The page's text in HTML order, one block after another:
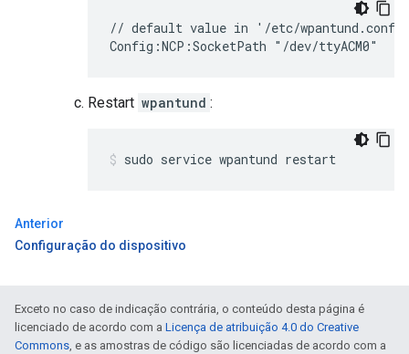
// default value in '/etc/wpantund.conf'
Config:NCP:SocketPath "/dev/ttyACM0"
Restart wpantund :
sudo service wpantund restart
Anterior
Configuração do dispositivo
Exceto no caso de indicação contrária, o conteúdo desta página é
licenciado de acordo com a Licença de atribuição 4.0 do Creative
Commons, e as amostras de código são licenciadas de acordo com a